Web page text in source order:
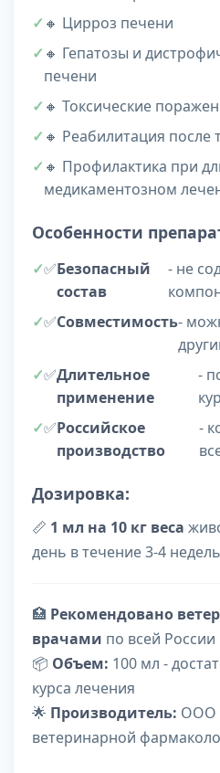
🔸 Цирроз печени
🔸 Гепатозы и
печени
🔸 Токсические
🔸 Реабилитация после
🔸 Профилактика при
медикаментозном
Особенности
✅Безопасный
состав
- не
✅Совместимость-
✅Длительное
применение
-
✅Российское
производство
-
Дозировка:
📏 1 мл на 10 кг веса
день в течение 3-4 недель
🏥 Рекомендовано
врачами по всей России
📦 Объем: 100 мл -
курса лечения
🌟 Производитель: ООО
ветеринарной